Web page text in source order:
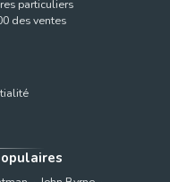
particuliers
des ventes